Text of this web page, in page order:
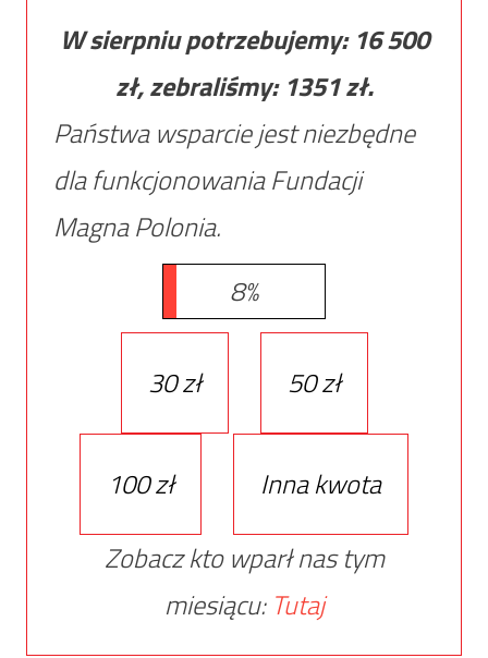
W sierpniu potrzebujemy: 16 500
zł, zebraliśmy: 1351zł.
Państwa wsparcie jest niezbędne
dla funkcjonowania Fundacji
Magna Polonia.
8%
30 zł 50 zł
100 zł
Inna kwota
Zobacz kto wparł nas tym
miesiącu: Tutaj